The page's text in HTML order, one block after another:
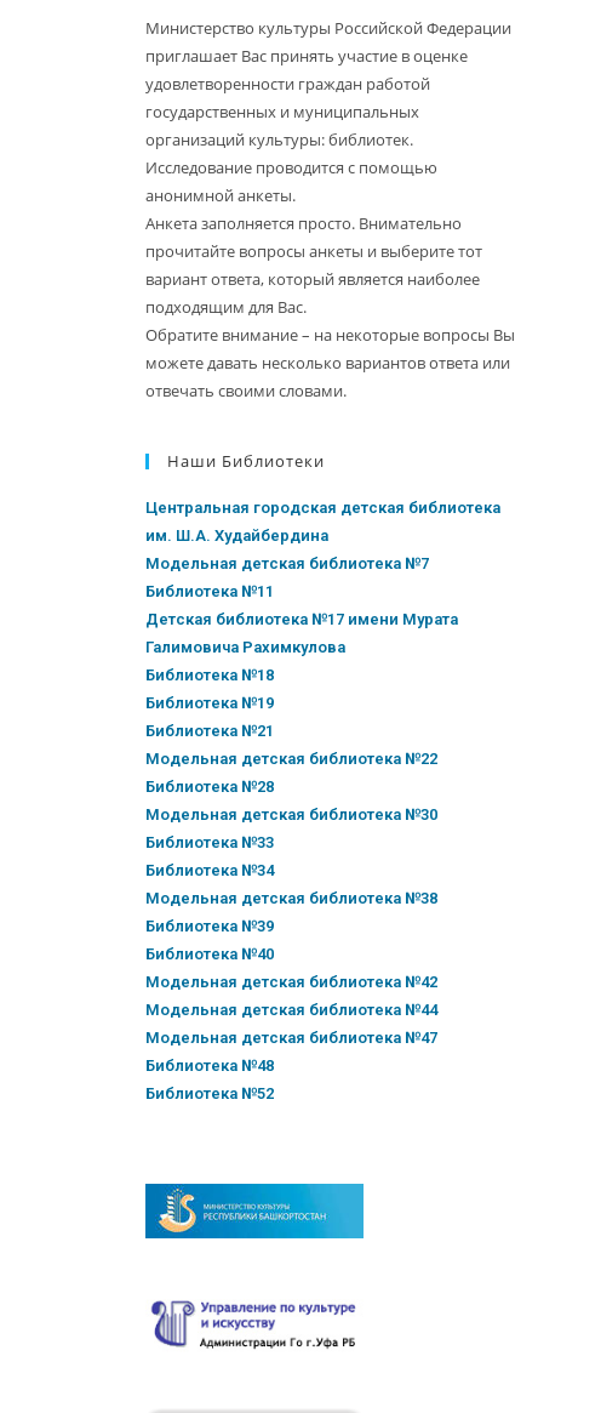
Министерство культуры Российской Федерации
приглашает Вас принять участие в оценке
удовлетворенности граждан работой
государственных и муниципальных
организаций культуры: библиотек.
Исследование проводится с помощью
анонимной анкеты.
Анкета заполняется просто. Внимательно
прочитайте вопросы анкеты и выберите тот
вариант ответа, который является наиболее
подходящим для Вас.
Обратите внимание – на некоторые вопросы Вы
можете давать несколько вариантов ответа или
отвечать своими словами.
Наши Библиотеки
Центральная городская детская библиотека
им. Ш.А. Худайбердина
Модельная детская библиотека №7
Библиотека №11
Детская библиотека №17 имени Мурата
Галимовича Рахимкулова
Библиотека №18
Библиотека №19
Библиотека №21
Модельная детская библиотека №22
Библиотека №28
Модельная детская библиотека №30
Библиотека №33
Библиотека №34
Модельная детская библиотека №38
Библиотека №39
Библиотека №40
Модельная детская библиотека №42
Модельная детская библиотека №44
Модельная детская библиотека №47
Библиотека №48
Библиотека №52